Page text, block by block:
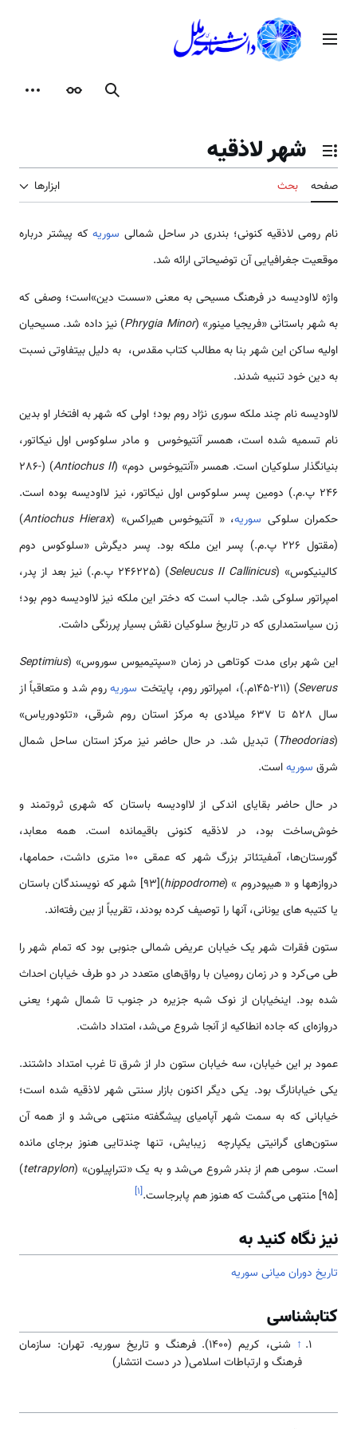
محتوامنوی اصلی
جستجوظاهر
تغییر وضعیت فهرست محتویات
شهر لاذقیه
صفحه بحث ابزارها
نام رومی لاذقیه کنونی؛ بندری در ساحل شمالی سوریهکه پیش­تر درباره
موقعیت جغرافیایی آن توضیحاتی ارائه شد.
واژه لااودیسه در فرهنگ مسیحی به معنی «سست دین»است؛ وصفی که
به شهر باستانی «فریجیا مینور» (Phrygia Minor) نیز داده شد. مسیحیان
اولیه ساکن این شهر بنا به مطالب کتاب مقدس، به دلیل بی­تفاوتی نسبت
به دین خود تنبیه شدند.
لااودیسه نام چند ملکه سوری نژاد روم بود؛ اولی که شهر به افتخار او بدین
نام تسمیه شده است، همسر آنتیوخوس و مادر سلوکوس اول نیکاتور،
بنیانگذار سلوکیان است. همسر «آنتیوخوس دوم» (Antiochus II
) (286-
246 پ.م.) دومین پسر سلوکوس اول نیکاتور، نیز لااودیسه بوده است.
حکمران سلوکی سوریه، « آنتیوخوس هیراکس» (Antiochus Hierax
)
(مقتول 226 پ.م.) پسر این ملکه بود. پسر دیگرش «سلوکوس دوم
کالینیکوس» (Seleucus II Callinicus
) (246225 پ.م.) نیز بعد از پدر،
امپراتور سلوکی شد. جالب است که دختر این ملکه نیز لااودیسه دوم بود؛
زن سیاست­مداری که در تاریخ سلوکیان نقش بسیار پررنگی داشت.
این شهر برای مدت کوتاهی در زمان «سپتیمیوس سوروس» (Septimius
Severus) (145-211م.)، امپراتور روم، پایتخت سوریهروم شد و متعاقباً از
سال 528 تا 637 میلادی به مرکز استان روم شرقی، «تئودوریاس»
(
Theodorias) تبدیل شد. در حال حاضر نیز مرکز استان ساحل شمال
شرق سوریهاست.
در حال حاضر بقایای اندکی از لااودیسه باستان که شهری ثروتمند و
خوش‌ساخت بود، در لاذقیه کنونی باقی­مانده است. همه معابد،
گورستان‌ها، آمفی­تئاتر بزرگ شهر که عمقی 100 متری داشت، حمام­ها،
دروازه­ها و « هیپودروم » (hippodrome
)[93] شهر که نویسندگان باستان
یا کتیبه های یونانی، آنها را توصیف کرده بودند، تقریباً از بین رفته‌اند.
ستون فقرات شهر یک خیابان عریض شمالی جنوبی بود که تمام شهر را
طی می‌کرد و در زمان رومیان با رواق‌های متعدد در دو طرف خیابان احداث
شده بود. اینخیابان از نوک شبه جزیره در جنوب تا شمال شهر؛ یعنی
دروازه‌ای که جاده انطاکیه از آنجا شروع می‌شد، امتداد داشت.
عمود بر این خیابان، سه خیابان ستون دار از شرق تا غرب امتداد داشتند.
یکی خیابانارگ بود. یکی دیگر اکنون بازار سنتی شهر لاذقیه شده است؛
خیابانی که به سمت شهر آپامیای پیش­گفته منتهی می‌شد و از همه آن
ستون‌های گرانیتی یکپارچه زیبایش، تنها چندتایی هنوز برجای مانده
است. سومی هم از بندر شروع می‌شد و به یک «تتراپیلون» (tetrapylon
)
[95] منتهی می‌گشت که هنوز هم پابرجاست.
[۱]
نیز نگاه کنید به
تاریخ دوران میانی سوریه
کتابشناسی
↑
شنی، کریم (۱۴۰۰). فرهنگ و تاریخ سوریه. تهران: سازمان
فرهنگ و ارتباطات اسلامی( در دست انتشار)